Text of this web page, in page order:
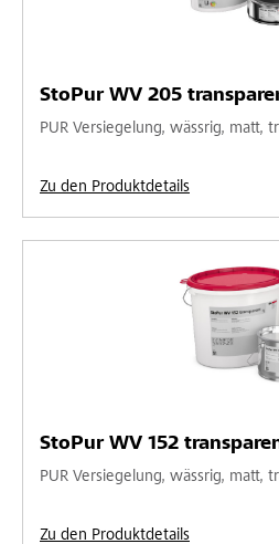
StoPur WV 205
PUR Versiegelung, wässrig, matt,
Zu den Produktdetails
StoPur WV 152
PUR Versiegelung, wässrig, matt,
Zu den Produktdetails